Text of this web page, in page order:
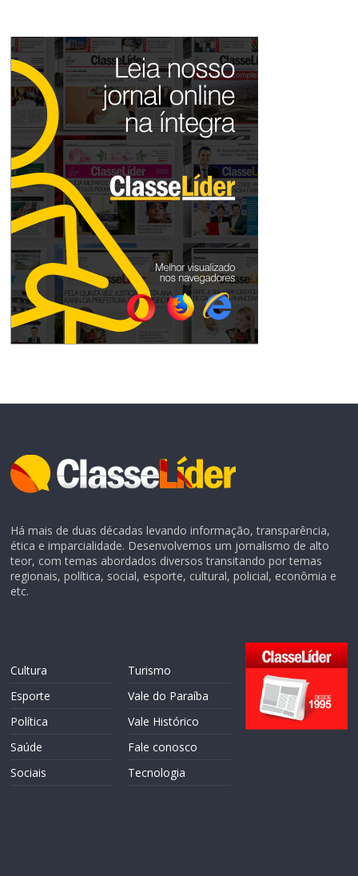
Há mais de duas décadas levando informação, transparência,
ética e imparcialidade. Desenvolvemos um jornalismo de alto
teor, com temas abordados diversos transitando por temas
regionais, política, social, esporte, cultural, policial, econômia e
etc.
Cultura
Esporte
Política
Saúde
Sociais
Turismo
Vale do Paraíba
Vale Histórico
Fale conosco
Tecnologia